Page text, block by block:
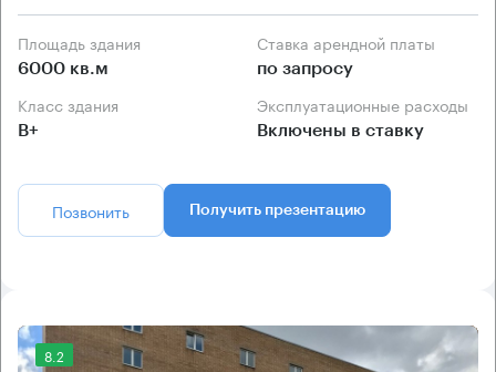
Площадь здания
6000 кв.м
Ставка арендной платы
по запросу
Класс здания
B+
Эксплуатационные расходы
Включены в ставку
Позвонить Получить презентацию
8.2